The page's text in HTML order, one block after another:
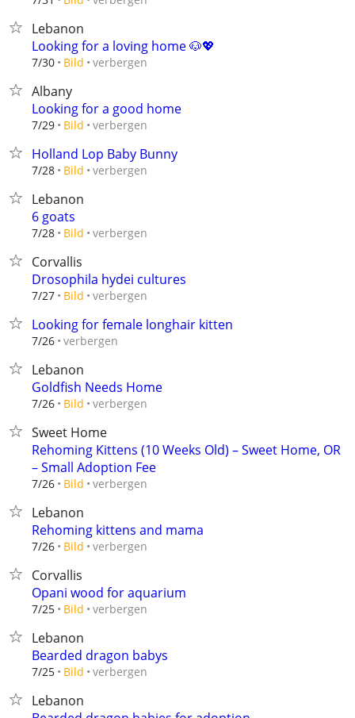
Lebanon
Looking for a loving home 🐶💖
7/30 Bild verbergen
Albany
Looking for a good home
7/29 Bild verbergen
Holland Lop Baby Bunny
7/28 Bild verbergen
Lebanon
6 goats
7/28 Bild verbergen
Corvallis
Drosophila hydei cultures
7/27 Bild verbergen
Looking for female longhair kitten
7/26 verbergen
Lebanon
Goldfish Needs Home
7/26 Bild verbergen
Sweet Home
Rehoming Kittens (10 Weeks Old) – Sweet Home, OR
– Small Adoption Fee
7/26 Bild verbergen
Lebanon
Rehoming kittens and mama
7/26 Bild verbergen
Corvallis
Opani wood for aquarium
7/25 Bild verbergen
Lebanon
Bearded dragon babys
7/25 Bild verbergen
Lebanon